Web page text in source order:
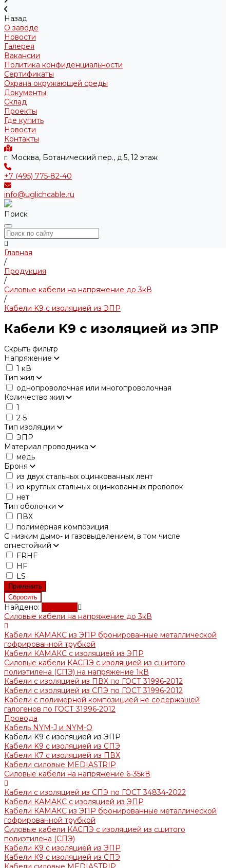
Назад
О заводе
Новости
Галерея
Вакансии
Политика конфиденциальности
Сертификаты
Охрана окружающей среды
Документы
Склад
Проекты
Где купить
Новости
Контакты
г. Москва, Ботанический пер., д.5, 12 этаж
+7 (495) 775-82-40
info@uglichcable.ru
Поиск
Главная
/
Продукция
/
Силовые кабели на напряжение до 3кВ
/
Кабели K9 с изоляцией из ЭПР
Кабели K9 с изоляцией из ЭПР
Скрыть фильтр
Напряжение
1 кВ
Тип жил
однопроволочная или многопроволочная
Количество жил
1
2-5
Тип изоляции
ЭПР
Материал проводника
медь
Броня
из двух стальных оцинкованных лент
из круглых стальных оцинкованных проволок
нет
Тип оболочки
ПВХ
полимерная композиция
С низким дымо- и газовыделением, в том числе
огнестойкий
FRHF
HF
LS
Найдено:
Силовые кабели на напряжение до 3кВ
Кабели КАМАКС из ЭПР бронированные металлической
гофрированной трубкой
Кабели КАМАКС с изоляцией из ЭПР
Силовые кабели КАСПЭ с изоляцией из сшитого
полиэтилена (СПЭ) на напряжение 1кВ
Кабели с изоляцией из ПВХ по ГОСТ 31996-2012
Кабели с изоляцией из СПЭ по ГОСТ 31996-2012
Кабели с полимерной композицией не содержащей
галогенов по ГОСТ 31996-2012
Провода
Кабель NYM-J и NYM-O
Кабели K9 с изоляцией из ЭПР
Кабели K9 с изоляцией из СПЭ
Кабели К7 с изоляцией из ПВХ
Кабели силовые MEDIASTRIP
Силовые кабели на напряжение 6-35кВ
Кабели с изоляцией из СПЭ по ГОСТ 34834-2022
Кабели КАМАКС с изоляцией из ЭПР
Кабели КАМАКС из ЭПР бронированные металлической
гофрированной трубкой
Силовые кабели КАСПЭ с изоляцией из сшитого
полиэтилена (СПЭ)
Кабели K9 с изоляцией из ЭПР
Кабели К9 с изоляцией из СПЭ